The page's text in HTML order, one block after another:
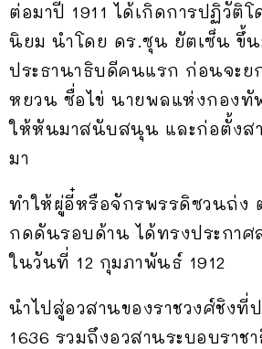
ต่อมาปี 1911 ได้เกิดการปฏิวัติ
นิยม นำโดย ดร.ซุน ยัตเซ็น ขึ้น
ประธานาธิบดีคนแรก ก่อนจะ
หยวน ซื่อไข่ นายพลแห่งกองทั
ให้หันมาสนับสนุน และก่อตั้งส
มา
ทำให้ผู่อี๋หรือจักรพรรดิซวนถ่ง
กดดันรอบด้าน ได้ทรงประกาศ
ในวันที่ 12 กุมภาพันธ์ 1912
นำไปสู่อวสานของราชวงศ์ชิงที่
1636 รวมถึงอวสานระบอบราช